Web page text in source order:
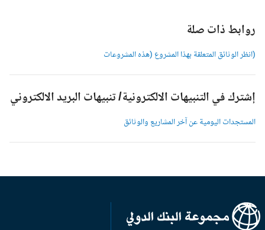
روابط ذات صلة
(انظر الوثائق المتعلقة بهذا المشروع (هذه المشروعات
إشترك في التنبيهات الالكترونية/ تنبيهات البريد الالكتروني
المستجدات اليومية عن آخر المشاريع والوثائق